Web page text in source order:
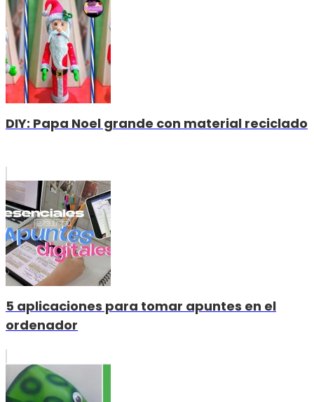
DIY: Papa Noel grande con material reciclado
5 aplicaciones para tomar apuntes en el
ordenador